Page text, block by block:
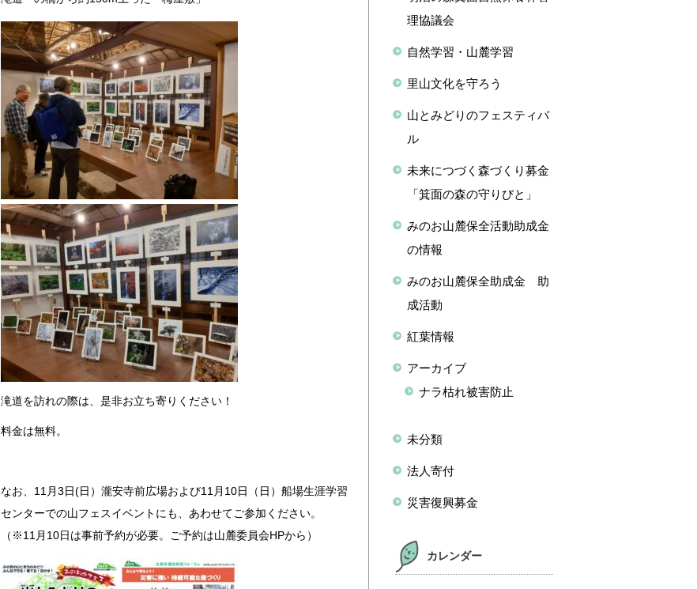
滝道を訪れの際は、是非お立ち寄りください！
料金は無料。
なお、11月3日(日）瀧安寺前広場および11月10日（日）船場生涯学習
センターでの山フェスイベントにも、あわせてご参加ください。
（※11月10日は事前予約が必要。ご予約は山麓委員会HPから）
理協議会
自然学習・山麓学習
里山文化を守ろう
山とみどりのフェスティバ
ル
未来につづく森づくり募金
「箕面の森の守りびと」
みのお山麓保全活動助成金
の情報
みのお山麓保全助成金 助
成活動
紅葉情報
アーカイブ
ナラ枯れ被害防止
未分類
法人寄付
災害復興募金
カレンダー